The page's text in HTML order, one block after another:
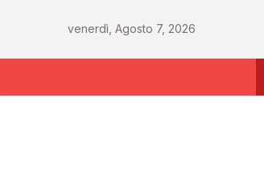
venerdì, Agosto 7, 2026